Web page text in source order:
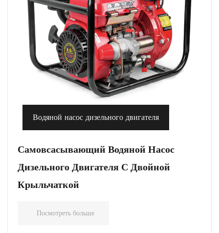
Водяной насос дизельного двигателя
Самовсасывающий Водяной Насос
Дизельного Двигателя С Двойной
Крыльчаткой
Посмотреть больше